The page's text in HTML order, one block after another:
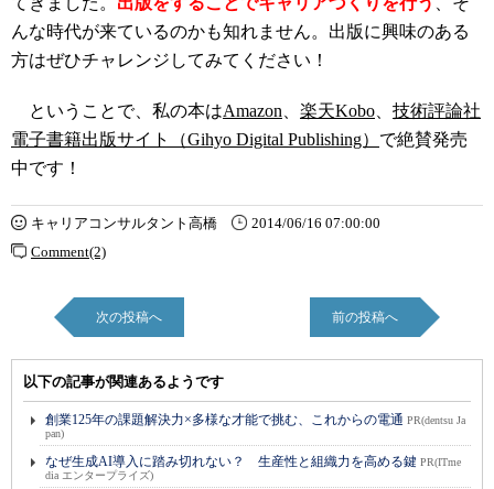
んな時代が来ているのかも知れません。出版に興味のある
方はぜひチャレンジしてみてください！
ということで、私の本はAmazon 楽天Kobo
技術評論社
電子書籍出版サイト（Gihyo Digital Publishing） で絶賛発売
中です！
キャリアコンサルタント高橋
2014/06/16 07:00:00
Comment(2)
次の投稿へ 前の投稿へ
以下の記事が関連あるようです
創業125年の課題解決力×多様な才能で挑む、これからの電通 PR(dentsu Ja
pan)
なぜ生成AI導入に踏み切れない？ 生産性と組織力を高める鍵 PR(ITme
dia エンタープライズ)